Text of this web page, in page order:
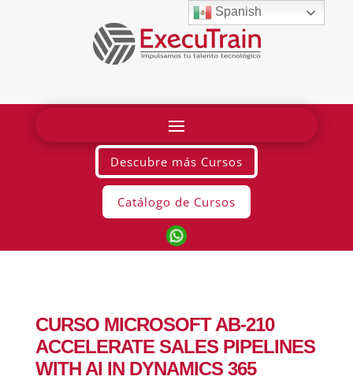
Descubre más Cursos
Catálogo de Cursos
CURSO MICROSOFT AB-210
ACCELERATE SALES PIPELINES
WITH AI IN DYNAMICS 365
Spanish